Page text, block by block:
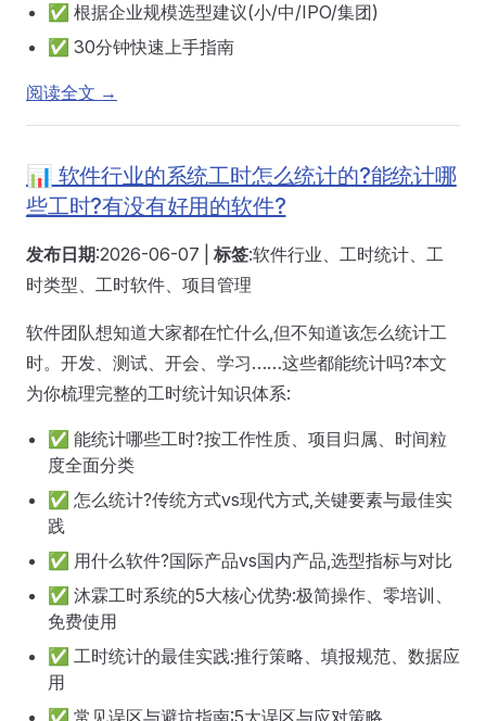
✅ 根据企业规模选型建议(小/中/IPO/集团)
✅ 30分钟快速上手指南
阅读全文 →
📊 软件行业的系统工时怎么统计的?能统计哪
些工时?有没有好用的软件?
发布日期:2026-06-07 | 标签:软件行业、工时统计、工
时类型、工时软件、项目管理
软件团队想知道大家都在忙什么,但不知道该怎么统计工
时。开发、测试、开会、学习……这些都能统计吗?本文
为你梳理完整的工时统计知识体系:
✅ 能统计哪些工时?按工作性质、项目归属、时间粒
度全面分类
✅ 怎么统计?传统方式vs现代方式,关键要素与最佳实
践
✅ 用什么软件?国际产品vs国内产品,选型指标与对比
✅ 沐霖工时系统的5大核心优势:极简操作、零培训、
免费使用
✅ 工时统计的最佳实践:推行策略、填报规范、数据应
用
✅ 常见误区与避坑指南:5大误区与应对策略